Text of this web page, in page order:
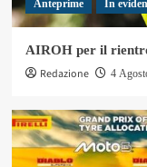
Anteprime In
AIROH per il
Redazione 4